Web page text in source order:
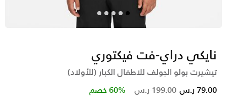
نايكي دراي-فت فيكتوري
تيشيرت بولو الجولف للاطفال الكبار (للأولاد)
Price reduced from
199.00 ر.س to 79.00 ر.س 60% خصم